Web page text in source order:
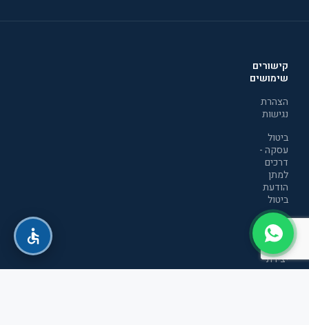
קישורים
שימושים
הצהרת
נגישות
ביטול
עסקה -
דרכים
למתן
הודעת
ביטול
מדיניות
הפרטיות
יצירת
קשר